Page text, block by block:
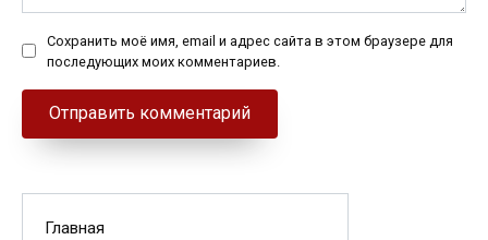
Сохранить моё имя, email и адрес сайта в этом браузере для
последующих моих комментариев.
Главная